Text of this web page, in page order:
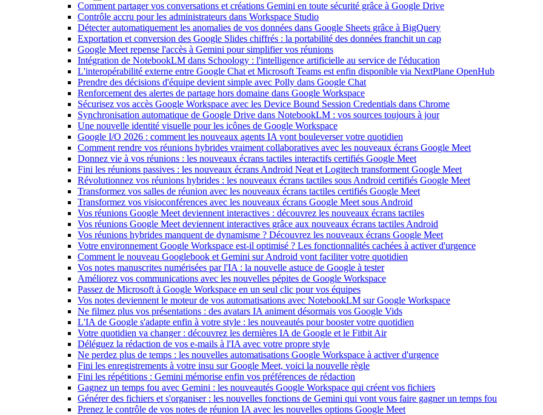
Comment partager vos conversations et créations Gemini en toute sécurité grâce à Google Drive
Contrôle accru pour les administrateurs dans Workspace Studio
Détecter automatiquement les anomalies de vos données dans Google Sheets grâce à BigQuery
Exportation et conversion des Google Slides chiffrés : la portabilité des données franchit un cap
Google Meet repense l'accès à Gemini pour simplifier vos réunions
Intégration de NotebookLM dans Schoology : l'intelligence artificielle au service de l'éducation
L'interopérabilité externe entre Google Chat et Microsoft Teams est enfin disponible via NextPlane OpenHub
Prendre des décisions d'équipe devient simple avec Polly dans Google Chat
Renforcement des alertes de partage hors domaine dans Google Workspace
Sécurisez vos accès Google Workspace avec les Device Bound Session Credentials dans Chrome
Synchronisation automatique de Google Drive dans NotebookLM : vos sources toujours à jour
Une nouvelle identité visuelle pour les icônes de Google Workspace
Google I/O 2026 : comment les nouveaux agents IA vont bouleverser votre quotidien
Comment rendre vos réunions hybrides vraiment collaboratives avec les nouveaux écrans Google Meet
Donnez vie à vos réunions : les nouveaux écrans tactiles interactifs certifiés Google Meet
Fini les réunions passives : les nouveaux écrans Android Neat et Logitech transforment Google Meet
Révolutionnez vos réunions hybrides : les nouveaux écrans tactiles sous Android certifiés Google Meet
Transformez vos salles de réunion avec les nouveaux écrans tactiles certifiés Google Meet
Transformez vos visioconférences avec les nouveaux écrans Google Meet sous Android
Vos réunions Google Meet deviennent interactives : découvrez les nouveaux écrans tactiles
Vos réunions Google Meet deviennent interactives grâce aux nouveaux écrans tactiles Android
Vos réunions hybrides manquent de dynamisme ? Découvrez les nouveaux écrans Google Meet
Votre environnement Google Workspace est-il optimisé ? Les fonctionnalités cachées à activer d'urgence
Comment le nouveau Googlebook et Gemini sur Android vont faciliter votre quotidien
Vos notes manuscrites numérisées par l'IA : la nouvelle astuce de Google à tester
Améliorez vos communications avec les nouvelles pépites de Google Workspace
Passez de Microsoft à Google Workspace en un seul clic pour vos équipes
Vos notes deviennent le moteur de vos automatisations avec NotebookLM sur Google Workspace
Ne filmez plus vos présentations : des avatars IA animent désormais vos Google Vids
L'IA de Google s'adapte enfin à votre style : les nouveautés pour booster votre quotidien
Votre quotidien va changer : découvrez les dernières IA de Google et le Fitbit Air
Déléguez la rédaction de vos e-mails à l'IA avec votre propre style
Ne perdez plus de temps : les nouvelles automatisations Google Workspace à activer d'urgence
Fini les enregistrements à votre insu sur Google Meet, voici la nouvelle règle
Fini les répétitions : Gemini mémorise enfin vos préférences de rédaction
Gagnez un temps fou avec Gemini : les nouveautés Google Workspace qui créent vos fichiers
Générer des fichiers et s'organiser : les nouvelles fonctions de Gemini qui vont vous faire gagner un temps fou
Prenez le contrôle de vos notes de réunion IA avec les nouvelles options Google Meet